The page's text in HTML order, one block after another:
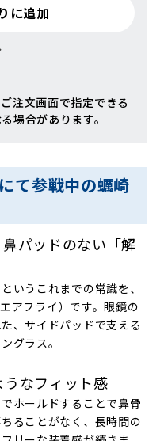
に追加
注文画面で指定できる
場合があります。
て参戦中の蠣崎
パッドのない「解
いうこれまでの常識を、
アフライ）です。眼鏡の
、サイドパッドで支える
グラス。
なフィット感
ホールドすることで鼻骨
ることがなく、長時間の